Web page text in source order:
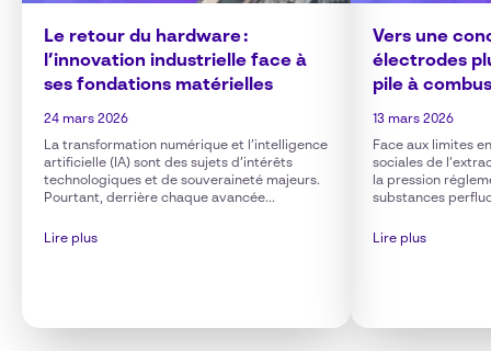
Le retour du hardware :
l’innovation industrielle face à
ses fondations matérielles
24 mars 2026
La transformation numérique et l’intelligence
artificielle (IA) sont des sujets d’intérêts
technologiques et de souveraineté majeurs.
Pourtant, derrière chaque avancée...
Lire plus
Vers une
électrodes
pile à
13 mars 2026
Face aux limites
sociales de
la pression
substances
Lire plus